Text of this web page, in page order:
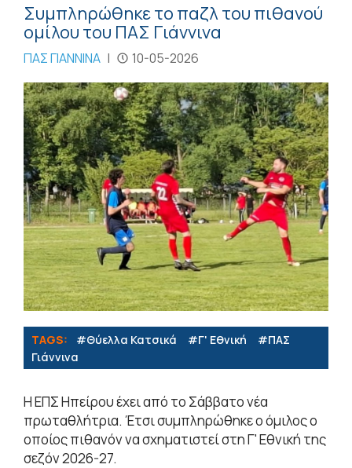
Συμπληρώθηκε το παζλ του πιθανού
ομίλου του ΠΑΣ Γιάννινα
ΠΑΣ ΓΙΑΝΝΙΝΑ | 10-05-2026
TAGS: #Θύελλα Κατσικά #Γ' Εθνική
#ΠΑΣ
Γιάννινα
Η ΕΠΣ Ηπείρου έχει από το Σάββατο νέα
πρωταθλήτρια. Έτσι συμπληρώθηκε ο όμιλος ο
οποίος πιθανόν να σχηματιστεί στη Γ' Εθνική της
σεζόν 2026-27.